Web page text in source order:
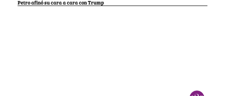
Petro afinó su cara a cara con Trump